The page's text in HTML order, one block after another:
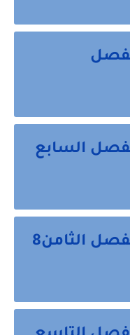
السابع
رواية عهود محطمة الفصل الثامن8